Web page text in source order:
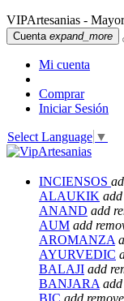
VIPArtesanias -
Cuenta expand_more
Mi cuenta
Comprar
Iniciar Sesión
Select Language ▼
INCIENSOS
ALAUKIK add
ANAND add
AUM add
AROMANZA
AYURVEDIC
BALAJI add
BANJARA add
BIC add remove